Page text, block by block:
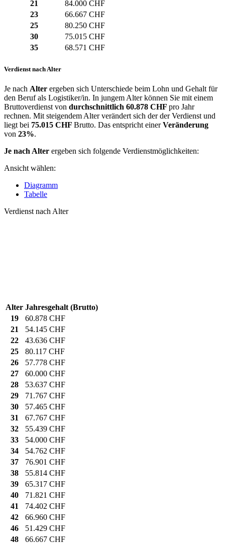
21
84.000 CHF
23
66.667 CHF
25
80.250 CHF
30
75.015 CHF
35
68.571 CHF
Verdienst nach Alter
Je nach Alter ergeben sich Unterschiede beim Lohn und Gehalt für
den Beruf als Logistiker/in. In jungem Alter können Sie mit einem
Bruttoverdienst von durchschnittlich 60.878 CHF pro Jahr
rechnen. Mit steigendem Alter verändert sich der der Verdienst und
liegt bei 75.015 CHF Brutto. Das entspricht einerVeränderung
von 23%.
Je nach Alter ergeben sich folgende Verdienstmöglichkeiten:
Ansicht wählen:
Diagramm
Tabelle
Verdienst nach Alter
Alter Jahresgehalt (Brutto)
19
60.878 CHF
21
54.145 CHF
22
43.636 CHF
25
80.117 CHF
26
57.778 CHF
27
60.000 CHF
28
53.637 CHF
29
71.767 CHF
30
57.465 CHF
31
67.767 CHF
32
55.439 CHF
33
54.000 CHF
34
54.762 CHF
37
76.901 CHF
38
55.814 CHF
39
65.317 CHF
40
71.821 CHF
41
74.402 CHF
42
66.960 CHF
46
51.429 CHF
48
66.667 CHF